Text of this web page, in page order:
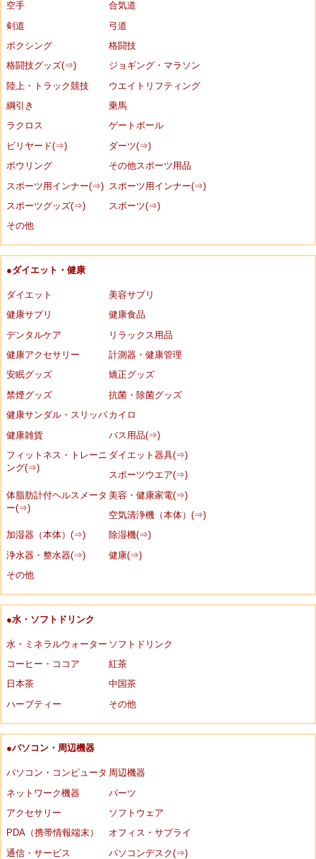
空手
合気道
剣道
弓道
ボクシング
格闘技
格闘技グッズ(⇒)
ジョギング・マラソン
陸上・トラック競技
ウエイトリフティング
綱引き
乗馬
ラクロス
ゲートボール
ビリヤード(⇒)
ダーツ(⇒)
ボウリング
その他スポーツ用品
スポーツ用インナー(⇒)
スポーツ用インナー(⇒)
スポーツグッズ(⇒)
スポーツ(⇒)
その他
●ダイエット・健康
ダイエット
美容サプリ
健康サプリ
健康食品
デンタルケア
リラックス用品
健康アクセサリー
計測器・健康管理
安眠グッズ
矯正グッズ
禁煙グッズ
抗菌・除菌グッズ
健康サンダル・スリッパ カイロ
健康雑貨
バス用品(⇒)
フィットネス・トレーニ
ング(⇒)
ダイエット器具(⇒)
スポーツウエア(⇒)
体脂肪計付ヘルスメータ
ー(⇒)
美容・健康家電(⇒)
空気清浄機（本体）(⇒)
加湿器（本体）(⇒)
除湿機(⇒)
浄水器・整水器(⇒)
健康(⇒)
その他
●水・ソフトドリンク
水・ミネラルウォーター ソフトドリンク
コーヒー・ココア
紅茶
日本茶
中国茶
ハーブティー
その他
●パソコン・周辺機器
パソコン・コンピュータ 周辺機器
ネットワーク機器
パーツ
アクセサリー
ソフトウェア
PDA（携帯情報端末）
オフィス・サプライ
通信・サービス
パソコンデスク(⇒)